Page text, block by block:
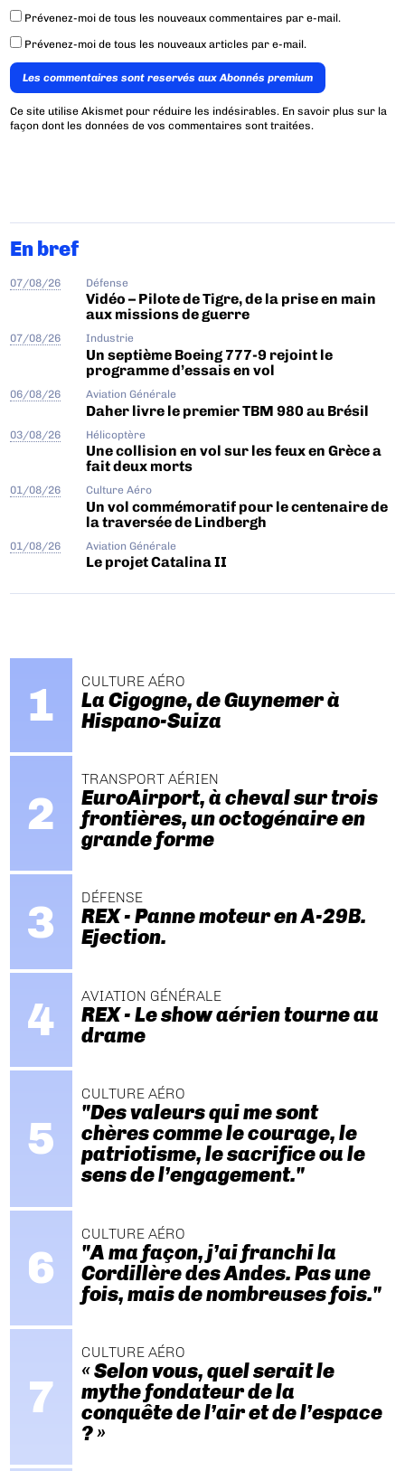
Prévenez-moi de tous les nouveaux commentaires par e-mail.
Prévenez-moi de tous les nouveaux articles par e-mail.
Les commentaires sont reservés aux Abonnés premium
Ce site utilise Akismet pour réduire les indésirables. En savoir plus sur la
façon dont les données de vos commentaires sont traitées.
En bref
07/08/26 Défense
Vidéo – Pilote de Tigre, de la prise en main
aux missions de guerre
07/08/26 Industrie
Un septième Boeing 777-9 rejoint le
programme d’essais en vol
06/08/26 Aviation Générale
Daher livre le premier TBM 980 au Brésil
03/08/26 Hélicoptère
Une collision en vol sur les feux en Grèce a
fait deux morts
01/08/26 Culture Aéro
Un vol commémoratif pour le centenaire de
la traversée de Lindbergh
01/08/26 Aviation Générale
Le projet Catalina II
CULTURE AÉRO
La Cigogne, de Guynemer à
Hispano-Suiza
TRANSPORT AÉRIEN
EuroAirport, à cheval sur trois
frontières, un octogénaire en
grande forme
DÉFENSE
REX - Panne moteur en A-29B.
Ejection.
AVIATION GÉNÉRALE
REX - Le show aérien tourne au
drame
CULTURE AÉRO
"Des valeurs qui me sont
chères comme le courage, le
patriotisme, le sacrifice ou le
sens de l’engagement."
CULTURE AÉRO
"A ma façon, j’ai franchi la
Cordillère des Andes. Pas une
fois, mais de nombreuses fois."
CULTURE AÉRO
« Selon vous, quel serait le
mythe fondateur de la
conquête de l’air et de l’espace
? »